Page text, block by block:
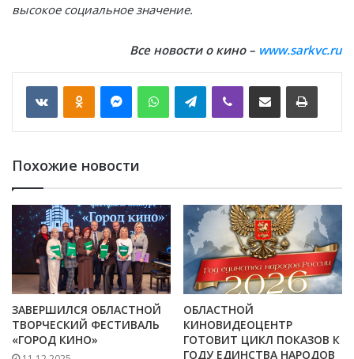
высокое социальное значение.
Все новости о кино – www.sarkvc.ru
VKontakte WhatsApp Telegram
Похожие новости
ЗАВЕРШИЛСЯ ОБЛАСТНОЙ
ТВОРЧЕСКИЙ ФЕСТИВАЛЬ
«ГОРОД КИНО»
ОБЛАСТНОЙ
КИНОВИДЕОЦЕНТР
ГОТОВИТ ЦИКЛ ПОКАЗОВ К
ГОДУ ЕДИНСТВА НАРОДОВ